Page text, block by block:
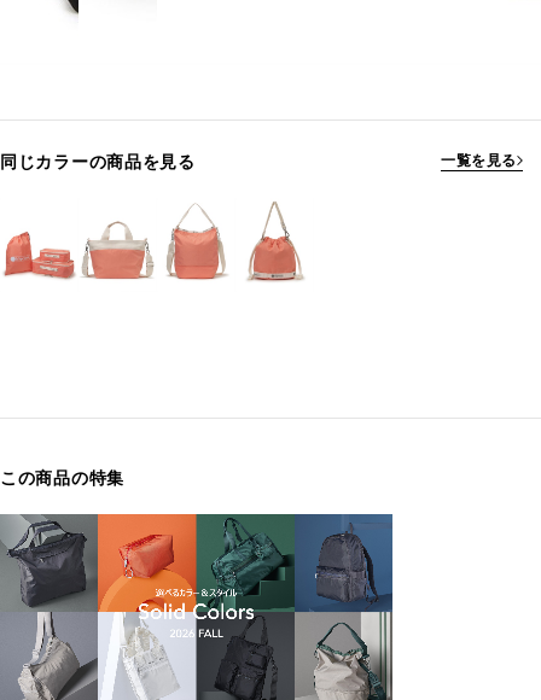
同じカラーの商品を見る 一覧を見る
この商品の特集